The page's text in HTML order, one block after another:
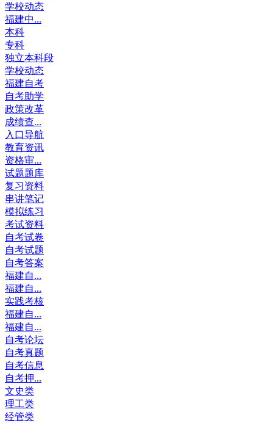
学校动态
福建中...
本科
专科
独立本科段
学校动态
福建自考
自考助学
政策改革
成绩查...
入口导航
教育资讯
资格审...
试题题库
复习资料
串讲笔记
模拟练习
考试资料
自考试卷
自考试题
自考答案
福建自...
福建自...
实践考核
福建自...
福建自...
自考论坛
自考真题
自考信息
自考押...
文史类
理工类
经管类